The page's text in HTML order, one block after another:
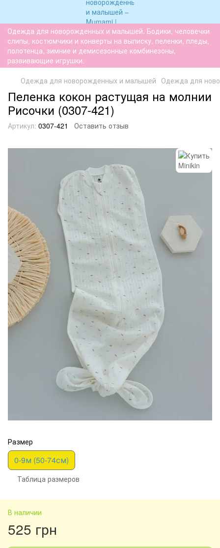
Одежда для новорожденных и малышей. Бодики, человечки
слипы, костюмчики и конверты на выписку, пеленки, пледы,
полотенца, зимние и демисезонные комбинезоны,
развивающие игрушки.
Одежда для новорожденных и малышей Одежда для
Пеленка кокон растущая на молнии
Рисочки (0307-421)
Артикул: 0307-421 Оставить отзыв
Размер
0-9м (50-74см)
Таблица размеров
В наличии
525 грн